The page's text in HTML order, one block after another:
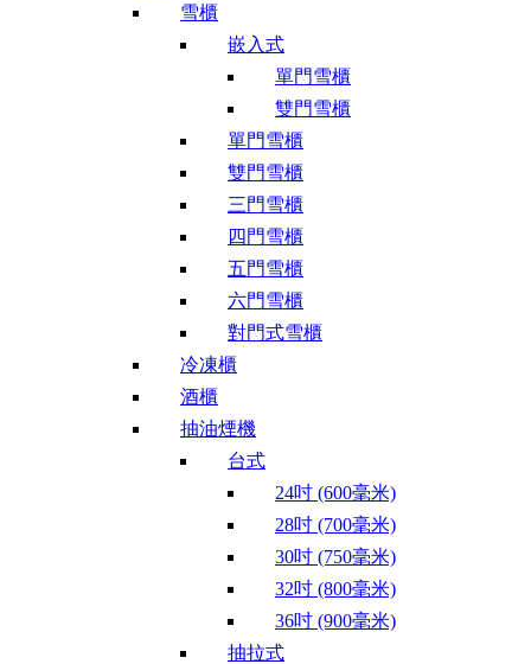
雪櫃
嵌入式
單門雪櫃
雙門雪櫃
單門雪櫃
雙門雪櫃
三門雪櫃
四門雪櫃
五門雪櫃
六門雪櫃
對門式雪櫃
冷凍櫃
酒櫃
抽油煙機
台式
24吋 (600毫米)
28吋 (700毫米)
30吋 (750毫米)
32吋 (800毫米)
36吋 (900毫米)
抽拉式